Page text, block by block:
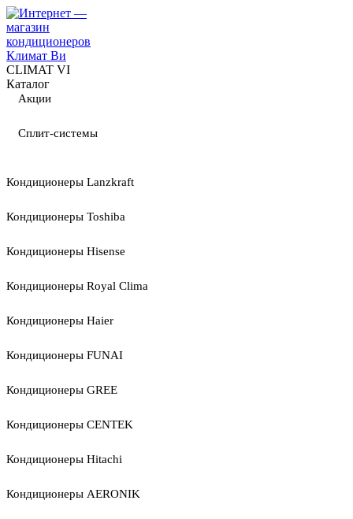
CLIMAT VI
Каталог
Акции
Сплит-системы
Кондиционеры Lanzkraft
Кондиционеры Toshiba
Кондиционеры Hisense
Кондиционеры Royal Clima
Кондиционеры Haier
Кондиционеры FUNAI
Кондиционеры GREE
Кондиционеры CENTEK
Кондиционеры Hitachi
Кондиционеры AERONIK